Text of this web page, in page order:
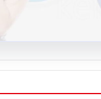
adresi İle Sanal
Ve Chat